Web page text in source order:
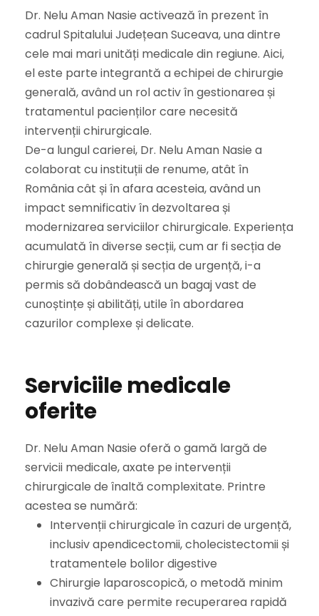
Dr. Nelu Aman Nasie activează în prezent în
cadrul Spitalului Județean Suceava, una dintre
cele mai mari unități medicale din regiune. Aici,
el este parte integrantă a echipei de chirurgie
generală, având un rol activ în gestionarea și
tratamentul pacienților care necesită
intervenții chirurgicale.
De-a lungul carierei, Dr. Nelu Aman Nasie a
colaborat cu instituții de renume, atât în
România cât și în afara acesteia, având un
impact semnificativ în dezvoltarea și
modernizarea serviciilor chirurgicale. Experiența
acumulată în diverse secții, cum ar fi secția de
chirurgie generală și secția de urgență, i-a
permis să dobândească un bagaj vast de
cunoștințe și abilități, utile în abordarea
cazurilor complexe și delicate.
Serviciile medicale
oferite
Dr. Nelu Aman Nasie oferă o gamă largă de
servicii medicale, axate pe intervenții
chirurgicale de înaltă complexitate. Printre
acestea se numără:
Intervenții chirurgicale în cazuri de urgență,
inclusiv apendicectomii, cholecistectomii și
tratamentele bolilor digestive
Chirurgie laparoscopică, o metodă minim
invazivă care permite recuperarea rapidă